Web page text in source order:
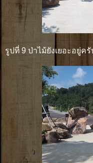
รูปที่ 9 ป่าไม้ยังเยอะอยู่ค